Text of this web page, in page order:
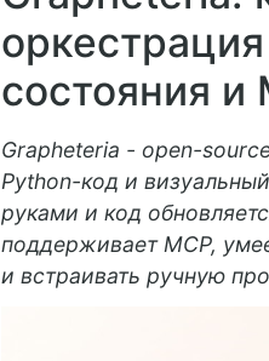
состояния и
Grapheteria - open-
Python-код и
руками и код
поддерживает MCP,
и встраивать ручную